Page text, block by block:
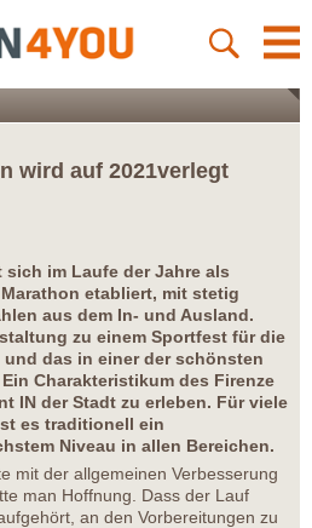
wird auf 2021verlegt
sich im Laufe der Jahre als
etabliert, mit stetig
aus dem In- und Ausland.
zu einem Sportfest für die
das in einer der schönsten
Charakteristikum des Firenze
IN der Stadt zu erleben. Für viele
es traditionell ein
Niveau in allen Bereichen.
mit der allgemeinen Verbesserung
man Hoffnung. Dass der Lauf
an den Vorbereitungen zu